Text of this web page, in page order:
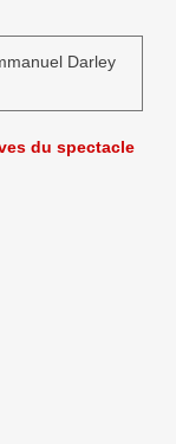
Darley
du spectacle